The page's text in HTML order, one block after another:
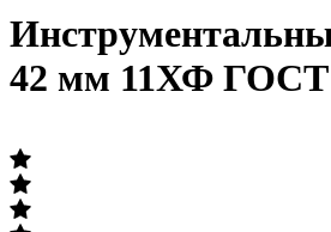
42 мм 11ХФ ГОСТ